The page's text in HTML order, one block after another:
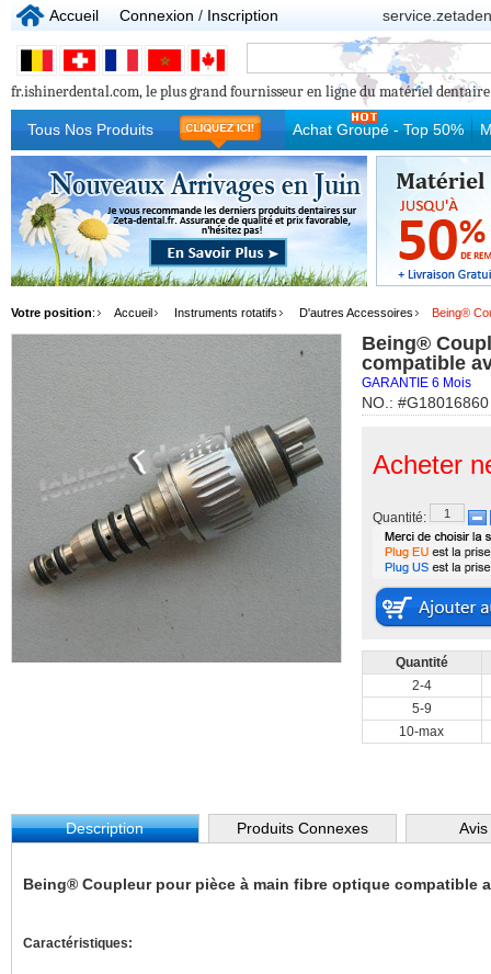
Accueil Connexion / Inscription
fr.ishinerdental.com, le plus grand fournisseur en ligne du matériel dentaire
Tous Nos Produits Achat Groupé - Top 50%
Votre position: Accueil Instruments rotatifs D'autres Accessoires Being®
Being®
compatible
GARANTIE 6 Mois
NO.: #G18016860
Acheter
Quantité:
Quantité
2-4
5-9
10-max
Description Produits Connexes
Being® Coupleur pour pièce à main fibre optique compatible
Caractéristiques: